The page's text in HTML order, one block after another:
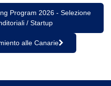
Program 2026 - Selezione
/ Startup
alle Canarie